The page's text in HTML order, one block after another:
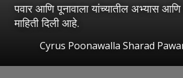
पवार आणि पूनावाला यांच्यातील अभ्यास आणि
माहिती दिली आहे.
Cyrus Poonawalla Sharad